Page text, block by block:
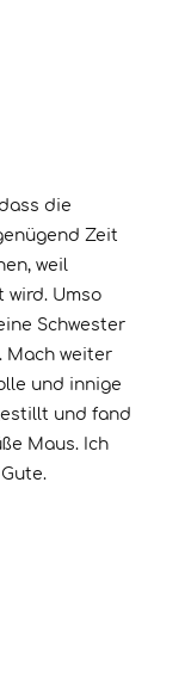
die
Zeit
weil
wird. Umso
Schwester
Mach weiter
und innige
und fand
Maus. Ich